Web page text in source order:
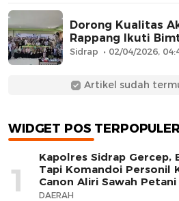
Dorong Kualitas
Rappang Ikuti
Sidrap 02/04/2026,
Artikel sudah
WIDGET POS
1
Kapolres Sidrap Gercep,
Tapi Komandoi Personil
Canon Aliri Sawah Petani
DAERAH